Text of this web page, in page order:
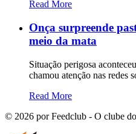
Read More
Onça surpreende
meio da mata
Situação perigosa
chamou atenção nas redes
Read More
© 2026 por Feedclub - O clube